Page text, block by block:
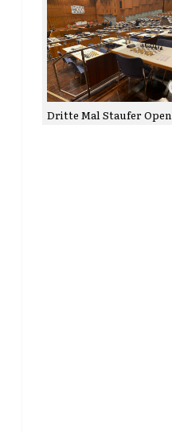
Dritte Mal Staufer Open